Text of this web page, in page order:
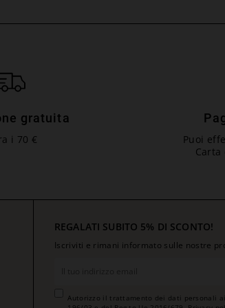
gratuita
i 70 €
Puoi
Carta
REGALATI SUBITO 5% DI SCONTO!
Iscriviti e rimani informato sulle nostre
Autorizzo il trattamento dei dati personali ai